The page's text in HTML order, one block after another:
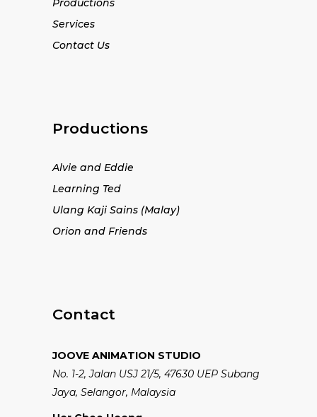
Productions
Services
Contact Us
Productions
Alvie and Eddie
Learning Ted
Ulang Kaji Sains (Malay)
Orion and Friends
Contact
JOOVE ANIMATION STUDIO
No. 1-2, Jalan USJ 21/5, 47630 UEP Subang
Jaya, Selangor, Malaysia